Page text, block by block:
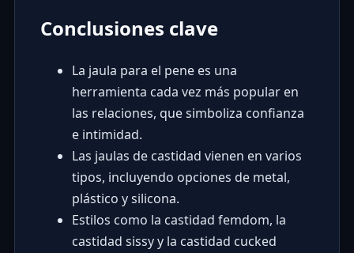
Conclusiones clave
La jaula para el pene es una
herramienta cada vez más popular en
las relaciones, que simboliza confianza
e intimidad.
Las jaulas de castidad vienen en varios
tipos, incluyendo opciones de metal,
plástico y silicona.
Estilos como la castidad femdom, la
castidad sissy y la castidad cucked